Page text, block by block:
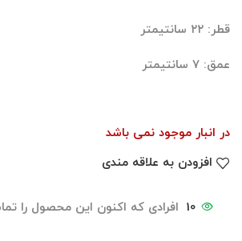
قطر: ۲۲ سانتیمتر
عمق: ۷ سانتیمتر
در انبار موجود نمی باشد
افزودن به علاقه مندی
10 افرادی که اکنون این محصول را